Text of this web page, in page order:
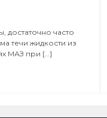
достаточно часто
течи жидкости из
МАЗ при […]